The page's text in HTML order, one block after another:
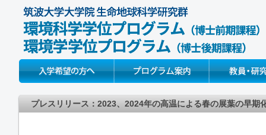
Prospective Students
プレスリリース：2023、2024年の高温による春の展葉の早期